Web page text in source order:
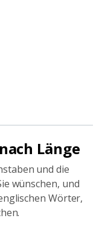
Länge
und die
wünschen, und
Wörter,